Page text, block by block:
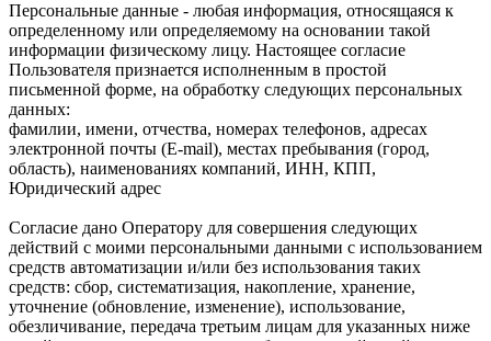
Персональные данные - любая информация, относящаяся к
определенному или определяемому на основании такой
информации физическому лицу. Настоящее согласие
Пользователя признается исполненным в простой
письменной форме, на обработку следующих персональных
данных:
фамилии, имени, отчества, номерах телефонов, адресах
электронной почты (E-mail), местах пребывания (город,
область), наименованиях компаний, ИНН, КПП,
Юридический адрес
Согласие дано Оператору для совершения следующих
действий с моими персональными данными с использованием
средств автоматизации и/или без использования таких
средств: сбор, систематизация, накопление, хранение,
уточнение (обновление, изменение), использование,
обезличивание, передача третьим лицам для указанных ниже